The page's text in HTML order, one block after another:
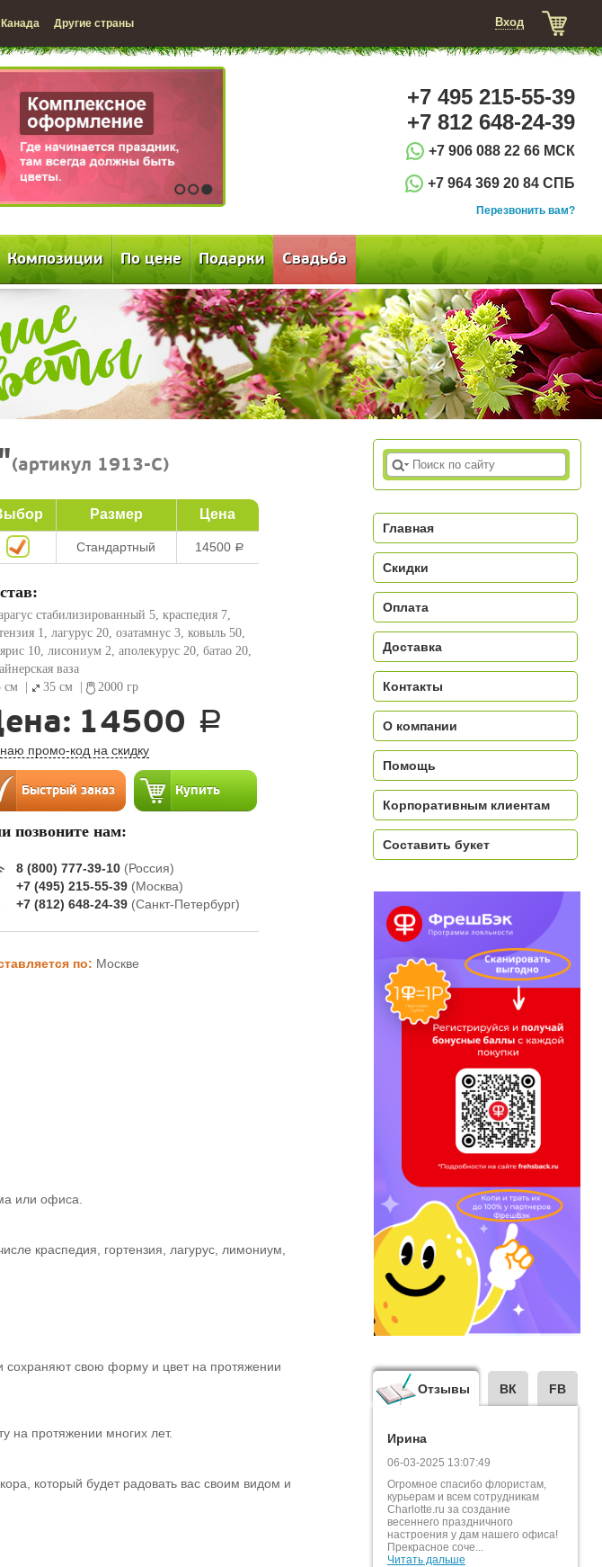
Канада Другие страны Вход
1 2 3
+7 495 215-55-39
+7 812 648-24-39
+7 906 088 22 66 МСК
+7 964 369 20 84 СПБ
Перезвонить вам?
Композиции По цене Подарки Свадьба
(артикул 1913-C)
Размер Цена
Стандартный 14500 a
стабилизированный 5, краспедия 7,
1, лагурус 20, озатамнус 3, ковыль 50,
10, лисониум 2, аполекурус 20, батао 20,
ваза
см
35 см 2000 гр
14500 a
промо-код на скидку
позвоните нам:
8 (800) 777-39-10 (Россия)
+7 (495) 215-55-39 (Москва)
+7 (812) 648-24-39 (Санкт-Петербург)
по: Москве
или офиса.
краспедия, гортензия, лагурус, лимониум,
сохраняют свою форму и цвет на протяжении
на протяжении многих лет.
который будет радовать вас своим видом и
Главная
Скидки
Оплата
Доставка
Контакты
О компании
Помощь
Корпоративным клиентам
Составить букет
Отзывы ВК FB
Ирина
06-03-2025 13:07:49
Огромное спасибо флористам,
курьерам и всем сотрудникам
Charlotte.ru за создание
весеннего праздничного
настроения у дам нашего офиса!
Прекрасное соче...
Читать дальше